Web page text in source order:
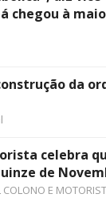
chegou à
da
celebra
de
COLONO E